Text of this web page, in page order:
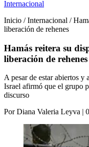
Internacional
Inicio / Internacional /
liberación de rehenes
Hamás reitera su
liberación de rehenes
A pesar de estar abiertos y
Israel afirmó que el grupo
discurso
Por Diana Valeria Leyva |